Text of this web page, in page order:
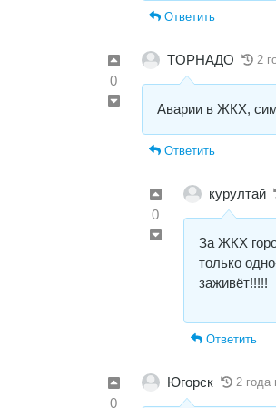
Ответить
0
TOPНАДO 2
Аварии в ЖКХ,
Ответить
0
курултай
За ЖКХ
только
заживёт!!!!!
Ответить
0
Югорск 2 года